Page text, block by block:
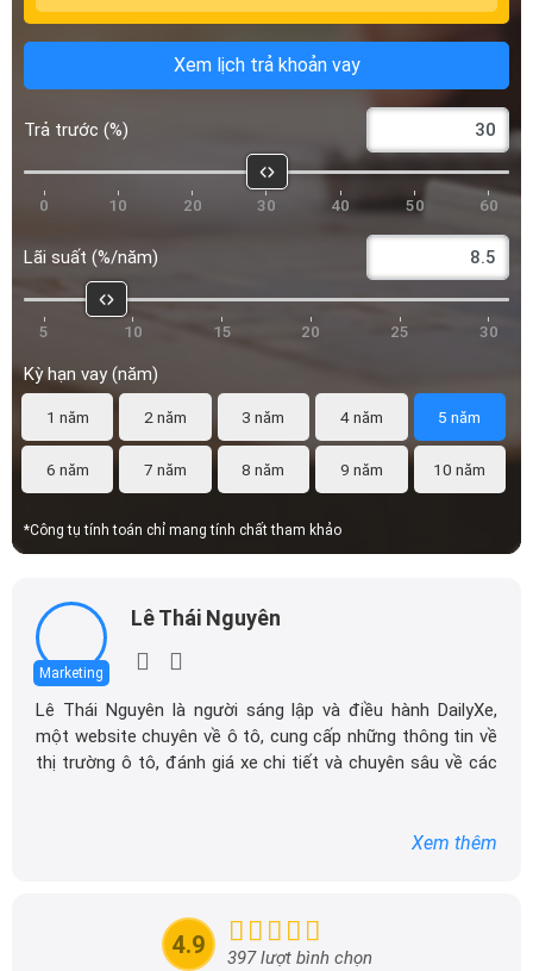
Xem lịch trả khoản vay
Trả trước (%)
0 10 20 30 40 50 60
Lãi suất (%/năm)
5 10 15 20 25 30
Kỳ hạn vay (năm)
1 năm 2 năm 3 năm 4 năm 5 năm
6 năm 7 năm 8 năm 9 năm 10 năm
*Công tụ tính toán chỉ mang tính chất tham khảo
Marketing
Lê Thái Nguyên
Lê Thái Nguyên là người sáng lập và điều hành DailyXe,
một website chuyên về ô tô, cung cấp những thông tin về
thị trường ô tô, đánh giá xe chi tiết và chuyên sâu về các
DailyXe trở thành một trong những địa chỉ tin cậy hàng
Xem thêm
4.9 397 lượt bình chọn